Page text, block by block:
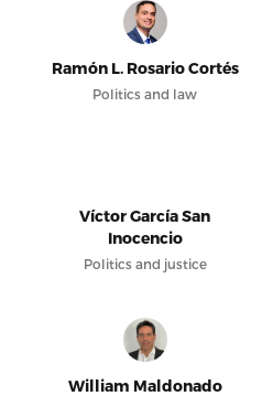
Ramón L. Rosario Cortés
Politics and law
Víctor García San
Inocencio
Politics and justice
William Maldonado